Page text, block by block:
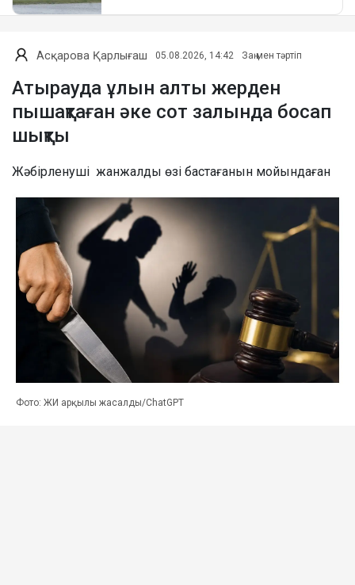
Асқарова Қарлығаш 05.08.2026, 14:42 Заң мен тәртіп
Атырауда ұлын алты жерден
пышақтаған әке сот залында босап
шықты
Жәбірленуші жанжалды өзі бастағанын мойындаған
Фото: ЖИ арқылы жасалды/ChatGPT